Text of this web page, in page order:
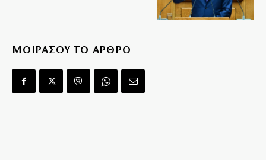
ΜΟΙΡΑΣΟΥ ΤΟ ΑΡΘΡΟ